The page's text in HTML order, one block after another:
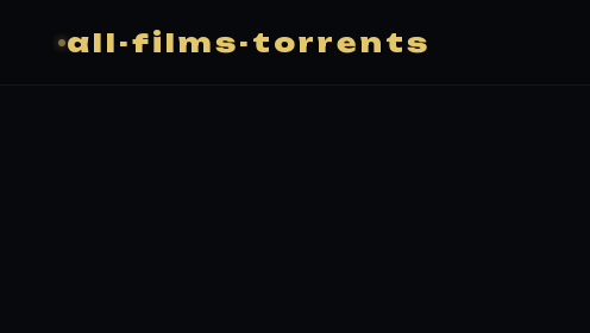
all-films-torrents